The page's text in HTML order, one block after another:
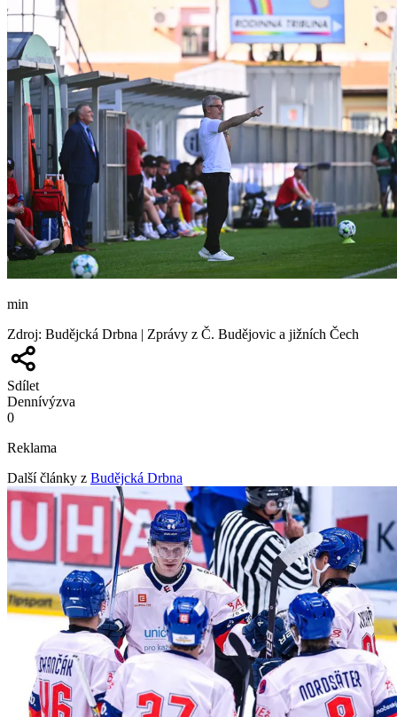
min
Zdroj: Budějcká Drbna | Zprávy z Č. Budějovic a jižních Čech
Sdílet
Dennívýzva
0
Reklama
Další články z Budějcká Drbna